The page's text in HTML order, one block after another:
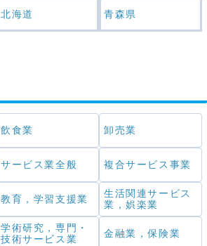
北海道 青森県
飲食業 卸売業
サービス業全般 複合サービス事業
教育，学習支援業
生活関連サービス
業，娯楽業
学術研究，専門・
技術サービス業
金融業，保険業